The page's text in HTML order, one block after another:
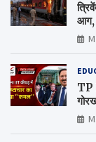
आग,
TP
कब